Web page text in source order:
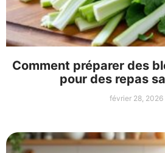
Comment préparer des
pour des repas
février 28, 2026